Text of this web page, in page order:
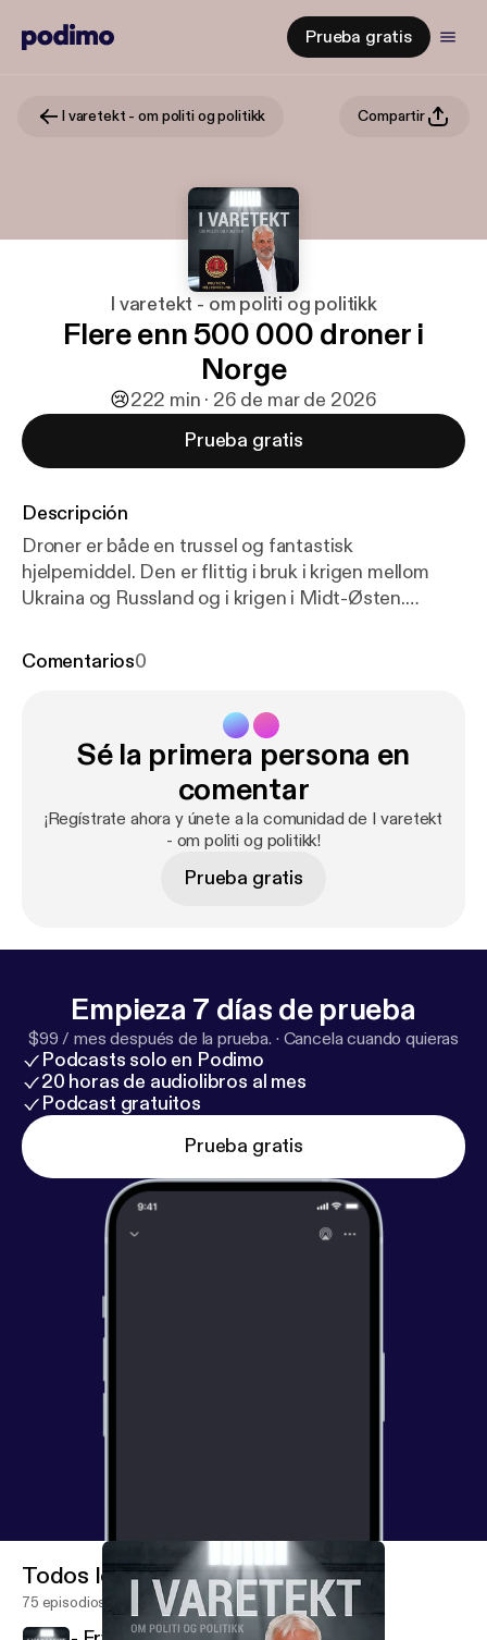
Prueba gratis
I varetekt - om politi og politikk Compartir
I varetekt - om politi og politikk
Flere enn 500 000 droner i
Norge
😢222 min · 26 de mar de 2026
Prueba gratis
Descripción
Droner er både en trussel og fantastisk
hjelpemiddel. Den er flittig i bruk i krigen mellom
Ukraina og Russland og i krigen i Midt-Østen.
sabotasje, men er også et uvurderlig hjelpemiddel
enorm kunnskap: - I øyeblikket er det flere enn 500
000 droner i Norge, og en billig drone til 3000
kroner kan i teorien lamme en flyplass, sier han i
Politiets Fellesforbunds seneste podkast.
Comentarios0
Sé la primera persona en
comentar
¡Regístrate ahora y únete a la comunidad de I varetekt
- om politi og politikk!
Prueba gratis
Empieza 7 días de prueba
$99 / mes después de la prueba. · Cancela cuando quieras
Podcasts solo en Podimo
20 horas de audiolibros al mes
Podcast gratuitos
Prueba gratis
Todos los episodios
75 episodios